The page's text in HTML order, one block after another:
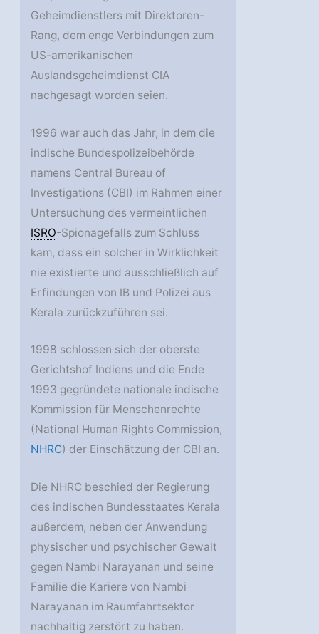
Geheimdienstlers mit Direktoren-
Rang, dem enge Verbindungen zum
US-amerikanischen
Auslandsgeheimdienst CIA
nachgesagt worden seien.
1996 war auch das Jahr, in dem die
indische Bundespolizeibehörde
namens Central Bureau of
Investigations (CBI) im Rahmen einer
Untersuchung des vermeintlichen
ISRO-Spionagefalls zum Schluss
kam, dass ein solcher in Wirklichkeit
nie existierte und ausschließlich auf
Erfindungen von IB und Polizei aus
Kerala zurückzuführen sei.
1998 schlossen sich der oberste
Gerichtshof Indiens und die Ende
1993 gegründete nationale indische
Kommission für Menschenrechte
(National Human Rights Commission,
NHRC) der Einschätzung der CBI an.
Die NHRC beschied der Regierung
des indischen Bundesstaates Kerala
außerdem, neben der Anwendung
physischer und psychischer Gewalt
gegen Nambi Narayanan und seine
Familie die Kariere von Nambi
Narayanan im Raumfahrtsektor
nachhaltig zerstört zu haben.